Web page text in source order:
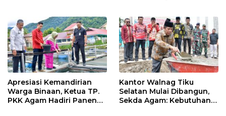
Apresiasi Kemandirian
Warga Binaan, Ketua TP.
PKK Agam Hadiri Panen
Kantor Walnag Tiku
Selatan Mulai Dibangun,
Sekda Agam: Kebutuhan